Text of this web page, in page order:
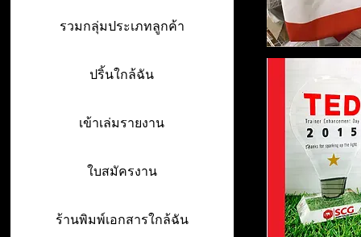
รวมกลุ่มประเภทลูกค้า
ปริ้นใกล้ฉัน
เข้าเล่มรายงาน
ใบสมัครงาน
ร้านพิมพ์เอกสารใกล้ฉัน